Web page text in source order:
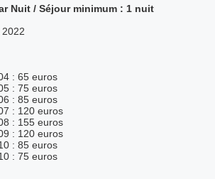
Nuit / Séjour minimum : 1 nuit
: 65 euros
: 75 euros
: 85 euros
: 120 euros
: 155 euros
: 120 euros
: 85 euros
: 75 euros